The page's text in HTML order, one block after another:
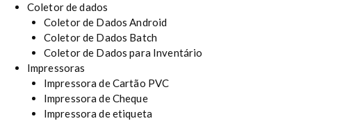
Coletor de dados
Coletor de Dados Android
Coletor de Dados Batch
Coletor de Dados para Inventário
Impressoras
Impressora de Cartão PVC
Impressora de Cheque
Impressora de etiqueta